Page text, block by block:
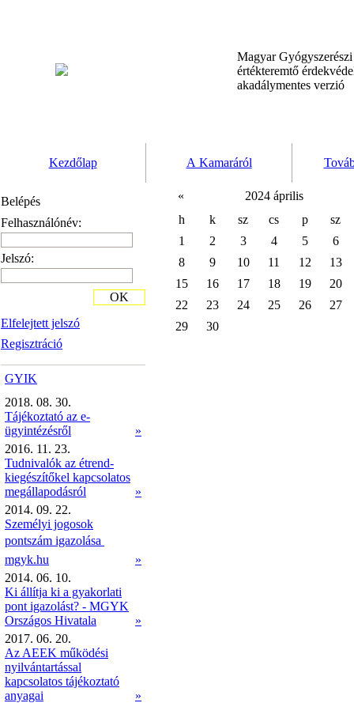
Magyar
értékteremtő
akadálymentes verzió
Kezdőlap A Kamaráról
Belépés
Felhasználónév:
Jelszó:
Elfelejtett jelszó
Regisztráció
OK
GYIK
2018. 08. 30.
Tájékoztató az e-
ügyintézésről
»
2016. 11. 23.
Tudnivalók az étrend-
kiegészítőkel kapcsolatos
megállapodásról
»
2014. 09. 22.
Személyi jogosok
pontszám igazolása 
mgyk.hu
»
2014. 06. 10.
Ki állítja ki a gyakorlati
pont igazolást? - MGYK
Országos Hivatala
»
2017. 06. 20.
Az AEEK működési
nyilvántartással
kapcsolatos tájékoztató
anyagai
»
«
2024 április
h
k sz cs p
sz
1
2 3 4 5
6
8
9 10 11 12
13
15
16 17 18 19
20
22
23 24 25 26
27
29
30